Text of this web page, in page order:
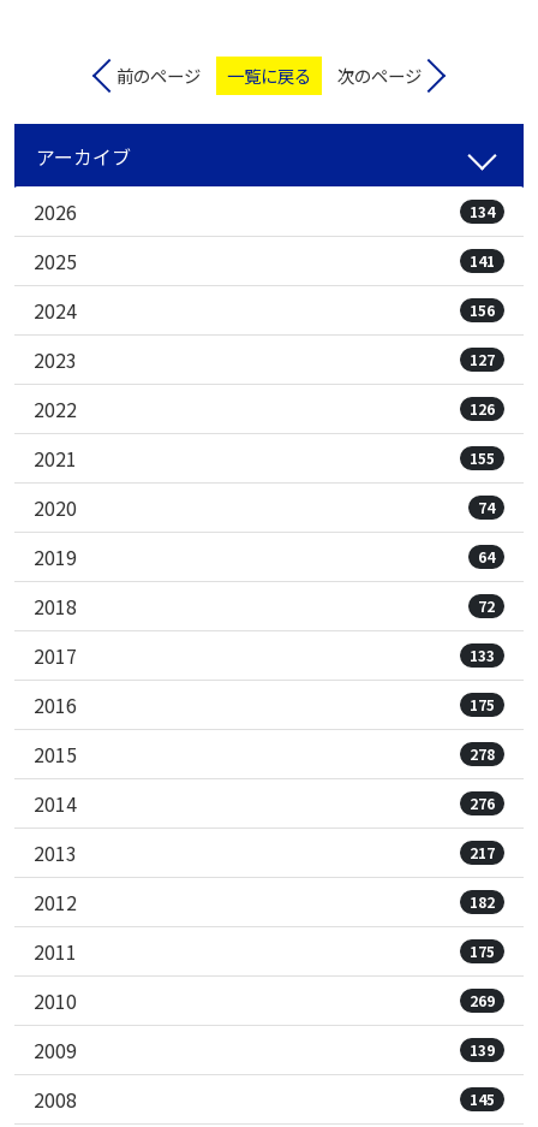
前のページ 一覧に戻る 次のページ
アーカイブ
2026
134
2025 141
2024 156
2023 127
2022 126
2021 155
2020 74
2019 64
2018 72
2017 133
2016 175
2015 278
2014 276
2013 217
2012 182
2011 175
2010 269
2009 139
2008 145